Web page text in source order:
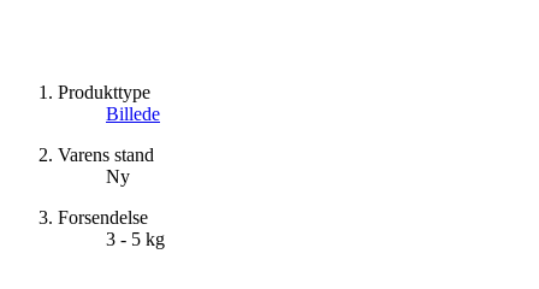
Produkttype
Billede
Varens stand
Ny
Forsendelse
3 - 5 kg